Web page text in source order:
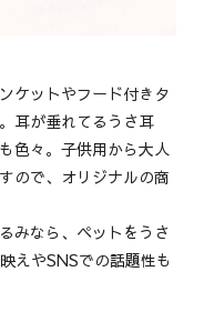
ケットやフード付きタ
耳が垂れてるうさ耳
色々。子供用から大人
ので、オリジナルの商
みなら、ペットをうさ
えやSNSでの話題性も